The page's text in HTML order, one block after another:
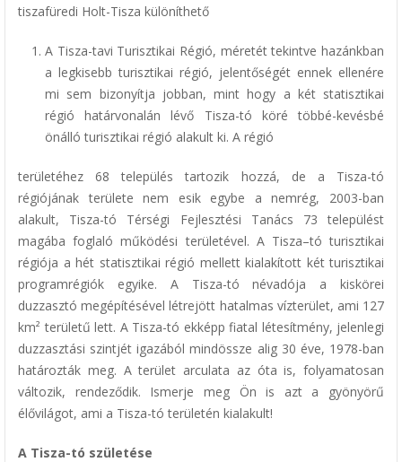
tiszafüredi Holt-Tisza különíthető
A Tisza-tavi Turisztikai Régió, méretét tekintve hazánkban
a legkisebb turisztikai régió, jelentőségét ennek ellenére
mi sem bizonyítja jobban, mint hogy a két statisztikai
régió határvonalán lévő Tisza-tó köré többé-kevésbé
önálló turisztikai régió alakult ki. A régió
területéhez 68 település tartozik hozzá, de a Tisza-tó
régiójának területe nem esik egybe a nemrég, 2003-ban
alakult, Tisza-tó Térségi Fejlesztési Tanács 73 települést
magába foglaló működési területével. A Tisza–tó turisztikai
régiója a hét statisztikai régió mellett kialakított két turisztikai
programrégiók egyike. A Tisza-tó névadója a kiskörei
duzzasztó megépítésével létrejött hatalmas vízterület, ami 127
km² területű lett. A Tisza-tó ekképp fiatal létesítmény, jelenlegi
duzzasztási szintjét igazából mindössze alig 30 éve, 1978-ban
határozták meg. A terület arculata az óta is, folyamatosan
változik, rendeződik. Ismerje meg Ön is azt a gyönyörű
élővilágot, ami a Tisza-tó területén kialakult!
A Tisza-tó születése